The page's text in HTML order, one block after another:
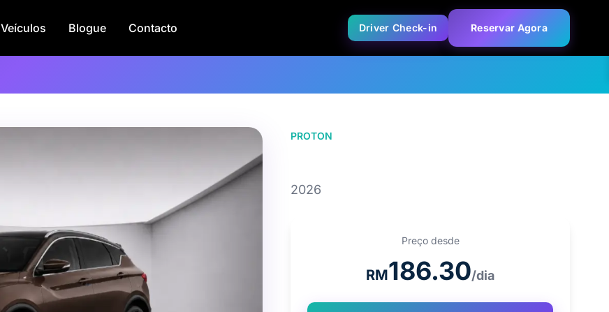
Veículos Blogue Contacto Driver Check-in Reservar Agora
PROTON
2026
Preço desde
RM186.30/dia